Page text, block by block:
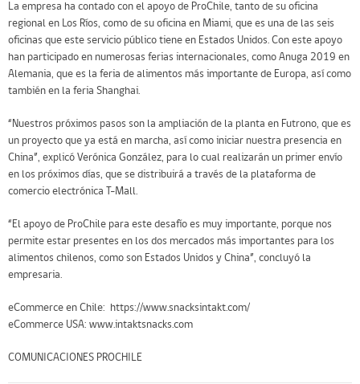
La empresa ha contado con el apoyo de ProChile, tanto de su oficina
regional en Los Ríos, como de su oficina en Miami, que es una de las seis
oficinas que este servicio público tiene en Estados Unidos. Con este apoyo
han participado en numerosas ferias internacionales, como Anuga 2019 en
Alemania, que es la feria de alimentos más importante de Europa, así como
también en la feria Shanghai.
“Nuestros próximos pasos son la ampliación de la planta en Futrono, que es
un proyecto que ya está en marcha, así como iniciar nuestra presencia en
China”, explicó Verónica González, para lo cual realizarán un primer envío
en los próximos días, que se distribuirá a través de la plataforma de
comercio electrónica T-Mall.
“El apoyo de ProChile para este desafío es muy importante, porque nos
permite estar presentes en los dos mercados más importantes para los
alimentos chilenos, como son Estados Unidos y China”, concluyó la
empresaria.
eCommerce en Chile: https://www.snacksintakt.com/
eCommerce USA: www.intaktsnacks.com
COMUNICACIONES PROCHILE